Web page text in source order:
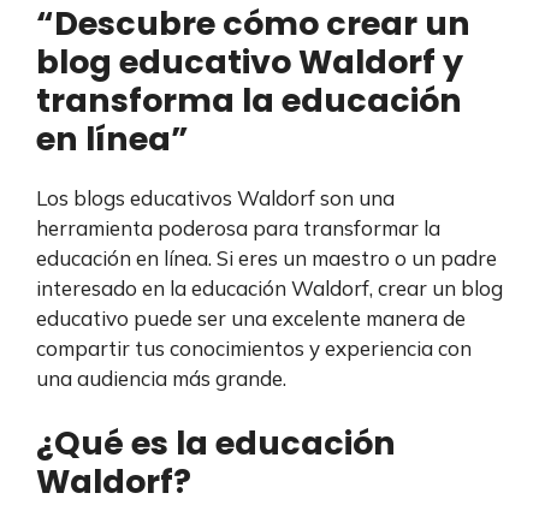
“Descubre cómo crear un
blog educativo Waldorf y
transforma la educación
en línea”
Los blogs educativos Waldorf son una
herramienta poderosa para transformar la
educación en línea. Si eres un maestro o un padre
interesado en la educación Waldorf, crear un blog
educativo puede ser una excelente manera de
compartir tus conocimientos y experiencia con
una audiencia más grande.
¿Qué es la educación
Waldorf?